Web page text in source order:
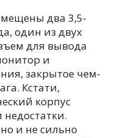
два 3,5-
один из двух
для вывода
и
закрытое чем-
Кстати,
корпус
и не сильно